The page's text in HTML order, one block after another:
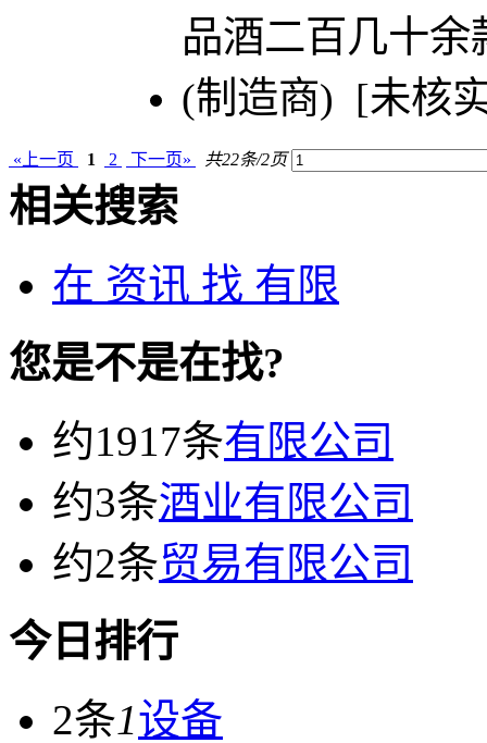
品酒二百几十余
(制造商) [未核
«上一页 1 2 下一页» 共22条/2页
相关搜索
在 资讯 找 有限
您是不是在找?
约1917条有限公司
约3条酒业有限公司
约2条贸易有限公司
今日排行
2条1设备